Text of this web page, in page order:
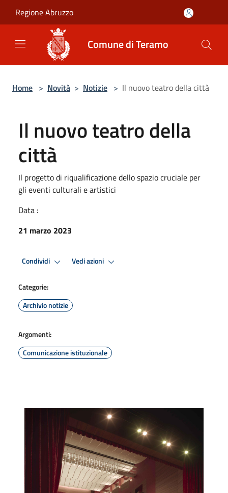
Regione Abruzzo
Comune di Teramo
Home > Novità > Notizie > Il nuovo teatro della città
Il nuovo teatro della
città
Il progetto di riqualificazione dello spazio cruciale per
gli eventi culturali e artistici
Data :
21 marzo 2023
Condividi Vedi azioni
Categorie:
Archivio notizie
Argomenti:
Comunicazione istituzionale